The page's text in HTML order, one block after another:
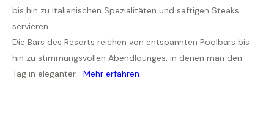
bis hin zu italienischen Spezialitäten und saftigen Steaks
servieren.
Die Bars des Resorts reichen von entspannten Poolbars bis
hin zu stimmungsvollen Abendlounges, in denen man den
Tag in eleganter... Mehr erfahren